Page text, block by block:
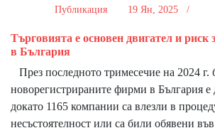
Публикация 19 Ян, 2025 /
Търговията е основен двигател и риск
в България
През последното тримесечие на 2024 г.
новорегистрираните фирми в България е
докато 1165 компании са влезли в
несъстоятелност или са били обявени